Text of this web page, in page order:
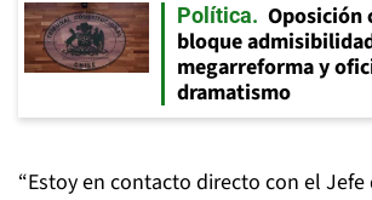
Política
Oposición
bloque
megarreforma y
dramatismo
“Estoy en contacto directo con el